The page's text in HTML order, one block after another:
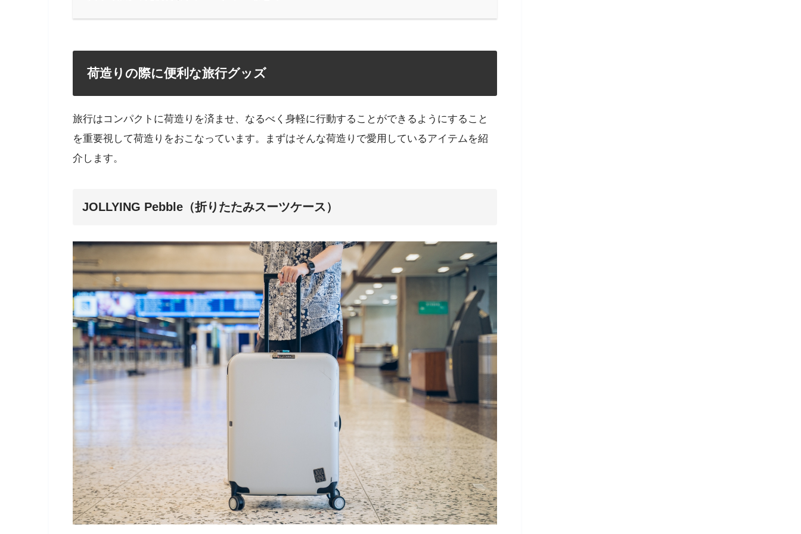
荷造りの際に便利な旅行グッズ
旅行はコンパクトに荷造りを済ませ、なるべく身軽に行動することができるようにすること
を重要視して荷造りをおこなっています。まずはそんな荷造りで愛用しているアイテムを紹
介します。
JOLLYING Pebble（折りたたみスーツケース）